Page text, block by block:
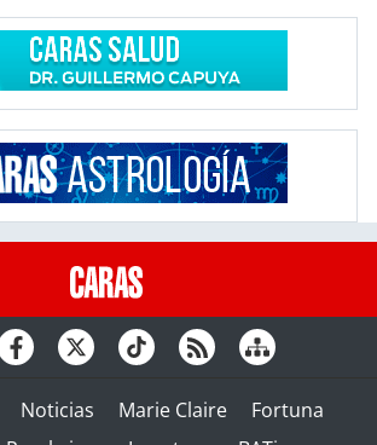
Noticias Marie Claire
Fortuna